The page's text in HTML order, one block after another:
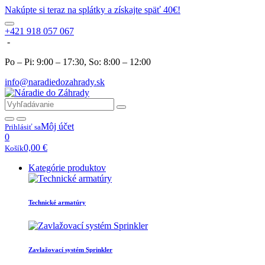
Nakúpte si teraz na splátky a získajte späť 40€!
+421 918 057 067
-
Po – Pi: 9:00 – 17:30, So: 8:00 – 12:00
info@naradiedozahrady.sk
Prihlásiť saMôj účet
0
Košík0,00 €
Kategórie produktov
Technické armatúry
Zavlažovací systém Sprinkler